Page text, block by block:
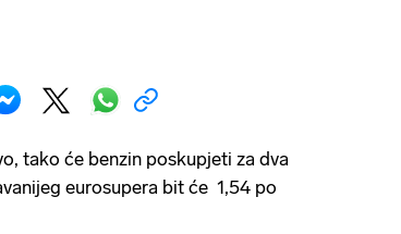
tako će benzin poskupjeti za dva
eurosupera bit će 1,54 po